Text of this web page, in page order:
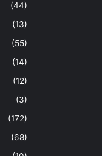
(44)
(13)
(55)
(14)
(12)
(3)
(172)
(68)